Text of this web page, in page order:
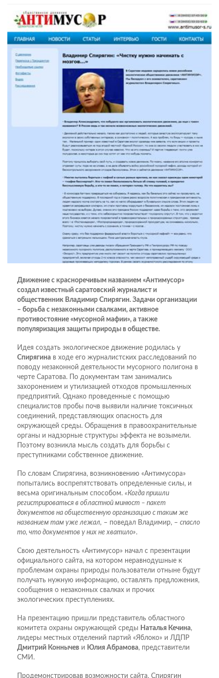
Движение с красноречивым названием «Антимусор»
создал известный саратовский журналист и
общественник Владимир Спирягин. Задачи организации
– борьба с незаконными свалками, активное
противостояние «мусорной мафии», а также
популяризация защиты природы в обществе.
Идея создать экологическое движение родилась у
Спирягина в ходе его журналистских расследований по
поводу незаконной деятельности мусорного полигона в
черте Саратова. По документам там занимались
захоронением и утилизацией отходов промышленных
предприятий. Однако проведенные с помощью
специалистов пробы почв выявили наличие токсичных
соединений, представляющих опасность для
окружающей среды. Обращения в правоохранительные
органы и надзорные структуры эффекта не возымели.
Поэтому возникла мысль создать для борьбы с
преступниками собственное движение.
По словам Спирягина, возникновению «Антимусора»
попытались воспрепятствовать определенные силы, и
весьма оригинальным способом. «Когда пришли
регистрироваться в областной минюст – пакет
документов на общественную организацию с таким же
названием там уже лежал, – поведал Владимир, – спасло
то, что документов у них не хватило».
Свою деятельность «Антимусор» начал с презентации
официального сайта, на котором неравнодушные к
проблемам охраны природы пользователи отныне будут
получать нужную информацию, оставлять предложения,
сообщения о незаконных свалках и прочих
экологических преступлениях.
На презентацию пришли представитель областного
комитета охраны окружающей среды Наталья Кечина,
лидеры местных отделений партий «Яблоко» и ЛДПР
Дмитрий Коннычев и Юлия Абрамова, представители
СМИ.
Продемонстрировав возможности сайта, Спирягин